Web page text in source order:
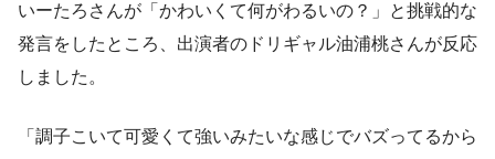
いーたろさんが「かわいくて何がわるいの？」と挑戦的な
発言をしたところ、出演者のドリギャル油浦桃さんが反応
しました。
「調子こいて可愛くて強いみたいな感じでバズってるから